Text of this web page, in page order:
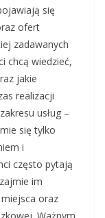
się
ofert
zadawanych
chcą wiedzieć,
jakie
realizacji
usług –
się tylko
i
często pytają
im
oraz